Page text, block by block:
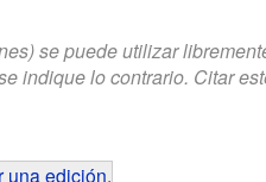
se puede utilizar
indique lo contrario. Citar
una edición.